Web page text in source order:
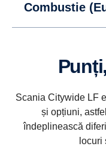
Combustie
Scania Citywide LF
și opțiuni,
îndeplinească
locuri